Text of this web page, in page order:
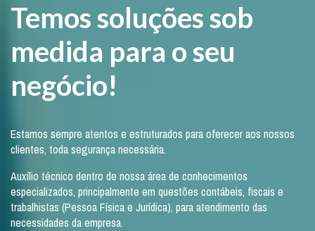
Temos soluções sob
medida para o seu
negócio!
Estamos sempre atentos e estruturados para oferecer aos nossos
clientes, toda segurança necessária.
Auxílio técnico dentro de nossa área de conhecimentos
especializados, principalmente em questões contábeis, fiscais e
trabalhistas (Pessoa Física e Jurídica), para atendimento das
necessidades da empresa.